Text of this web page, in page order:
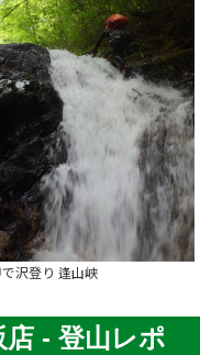
沢登り 逢山峡
- 登山レポ